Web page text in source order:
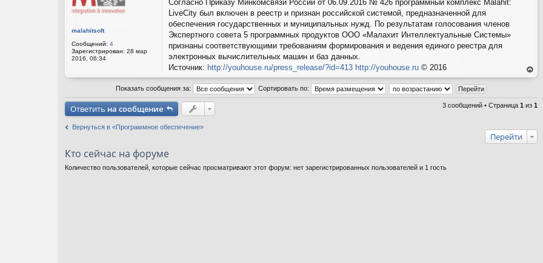
malahitsoft
Сообщений: 4
Зарегистрирован: 28 мар
2016, 06:34
о
б
щ
е
н
е
Cогласно Приказу Минкомсвязи России от 06.09.2016 № 426 программный комплекс Malahit:
LiveCity был включен в реестр и признан российской системой, предназначенной для
обеспечения государственных и муниципальных нужд. По результатам голосования членов
Экспертного совета 5 программных продуктов ООО «Малахит Интеллектуальные Системы»
признаны соответствующими требованиям формирования и ведения единого реестра для
электронных вычислительных машин и баз данных.
Источник: http://youhouse.ru/press_release/?id=413 http://youhouse.ru © 2016
ве
Показать сообщения за: Сортировать по:
Ответить на сообщение 3 сообщений • Страница 1 из 1
Вернуться в «Программное обеспечение»
Перейти
Кто сейчас на форуме
Количество пользователей, которые сейчас просматривают этот форум: нет зарегистрированных пользователей и 1 гость